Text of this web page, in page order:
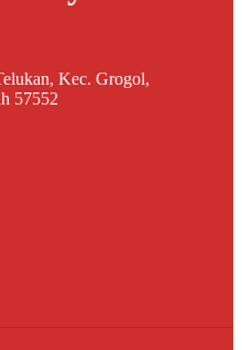
Kec. Grogol,
57552